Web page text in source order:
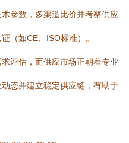
参数，多渠道比价并考察供应
（如CE、ISO标准）。
评估，而供应市场正朝着专业
态并建立稳定供应链，有助于